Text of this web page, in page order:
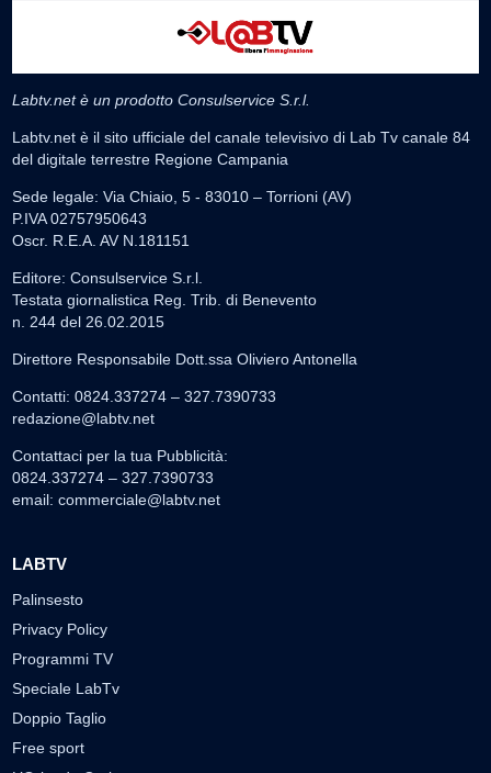
Labtv.net è un prodotto Consulservice S.r.l.
Labtv.net è il sito ufficiale del canale televisivo di Lab Tv canale 84
del digitale terrestre Regione Campania
Sede legale: Via Chiaio, 5 - 83010 – Torrioni (AV)
P.IVA 02757950643
Oscr. R.E.A. AV N.181151
Editore: Consulservice S.r.l.
Testata giornalistica Reg. Trib. di Benevento
n. 244 del 26.02.2015
Direttore Responsabile Dott.ssa Oliviero Antonella
Contatti: 0824.337274 – 327.7390733
redazione@labtv.net
Contattaci per la tua Pubblicità:
0824.337274 – 327.7390733
email: commerciale@labtv.net
LABTV
Palinsesto
Privacy Policy
Programmi TV
Speciale LabTv
Doppio Taglio
Free sport